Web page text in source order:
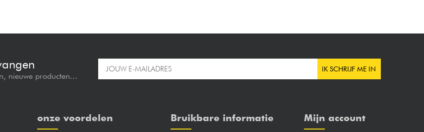
nieuwe producten...
IK SCHRIJF ME IN
onze voordelen Bruikbare informatie Mijn account